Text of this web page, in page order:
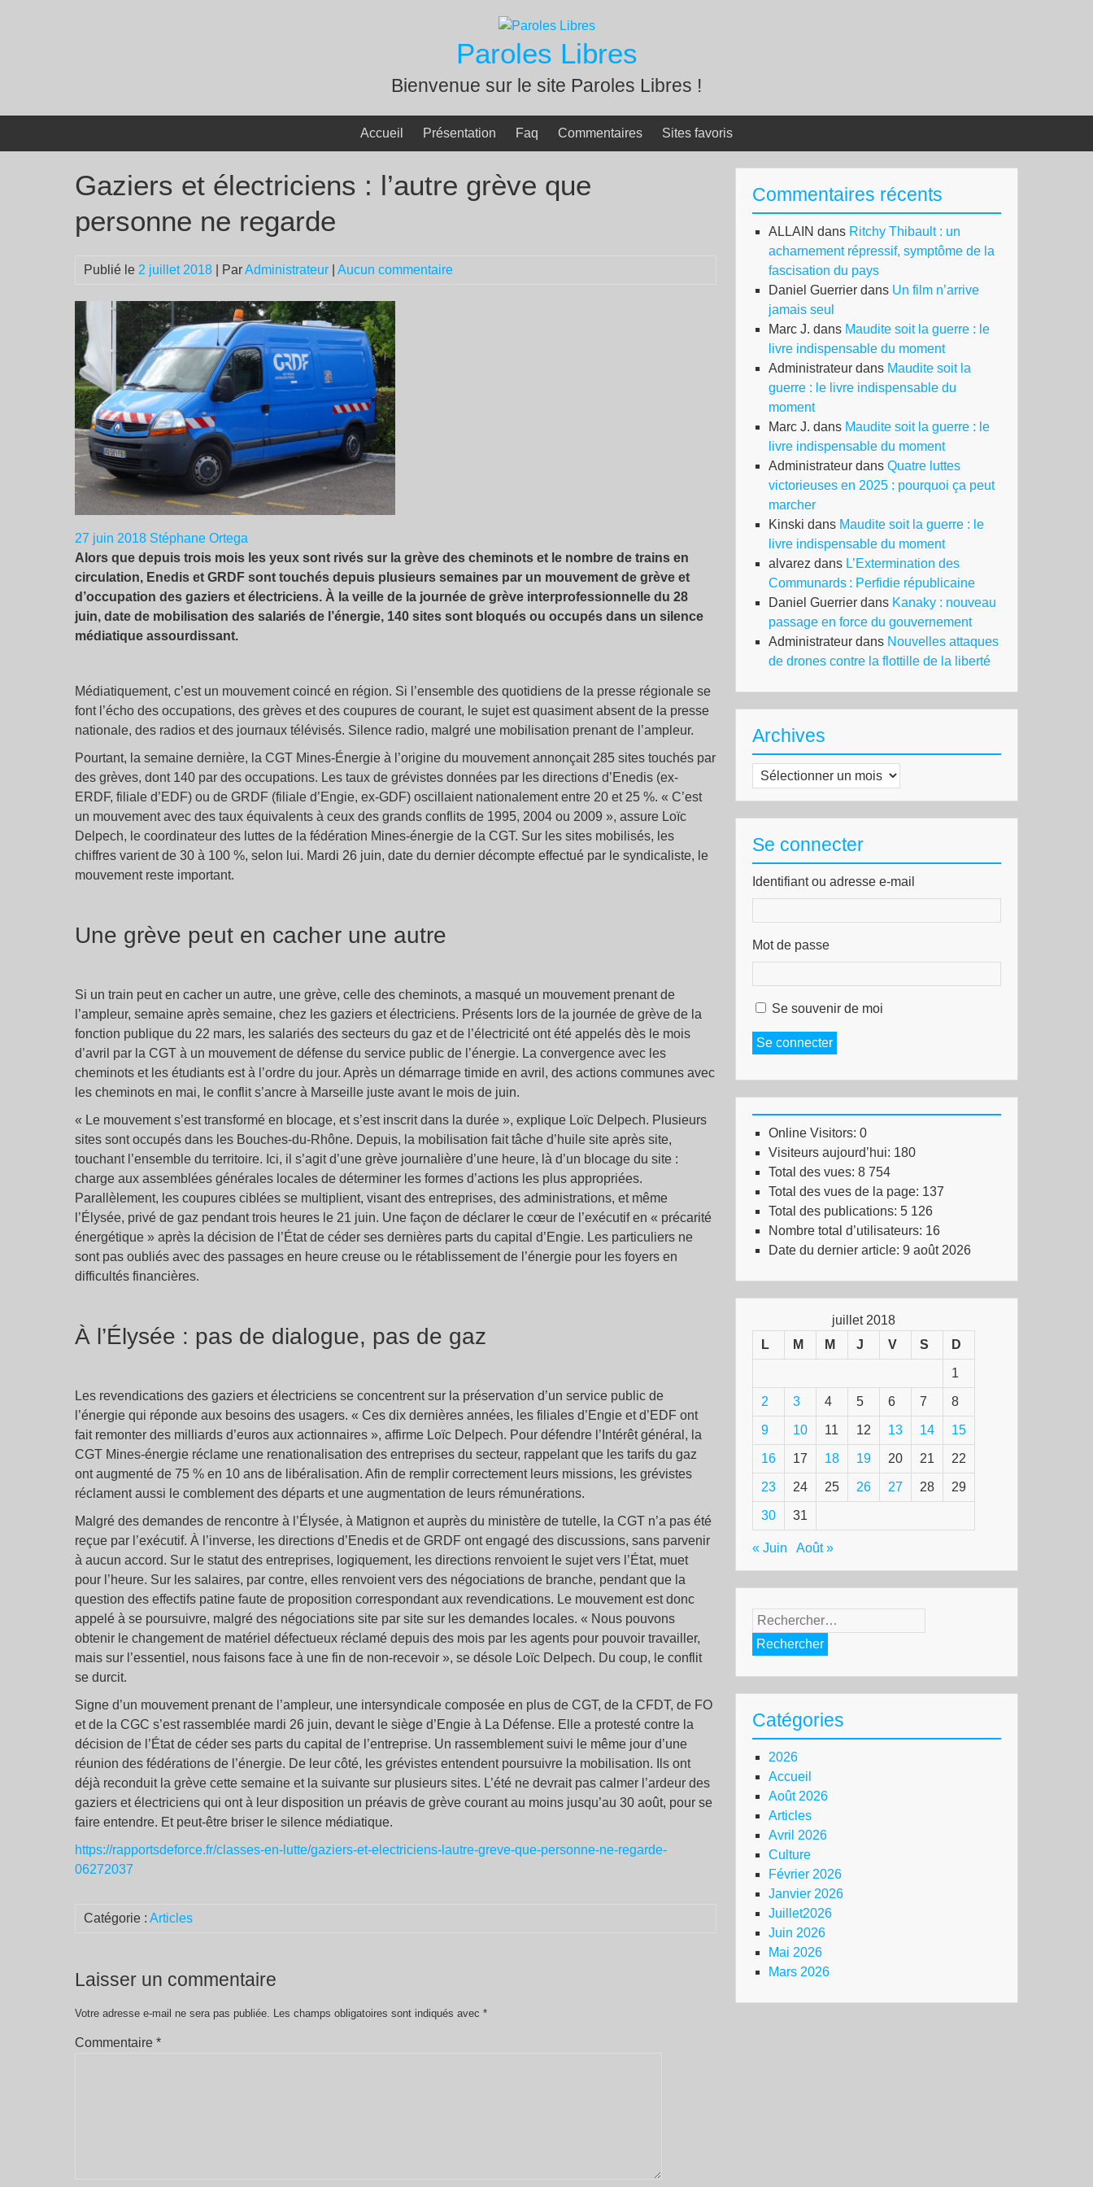
Paroles Libres
Bienvenue sur le site Paroles Libres !
Accueil Présentation Faq Commentaires Sites favoris
Gaziers et électriciens : l’autre grève que
personne ne regarde
Publié le 2 juillet 2018 | ParAdministrateur Aucun commentaire
27 juin 2018 Stéphane Ortega
Alors que depuis trois mois les yeux sont rivés sur la grève des cheminots et le nombre de trains en
circulation, Enedis et GRDF sont touchés depuis plusieurs semaines par un mouvement de grève et
d’occupation des gaziers et électriciens. À la veille de la journée de grève interprofessionnelle du 28
juin, date de mobilisation des salariés de l’énergie, 140 sites sont bloqués ou occupés dans un silence
médiatique assourdissant.
Médiatiquement, c’est un mouvement coincé en région. Si l’ensemble des quotidiens de la presse régionale se
font l’écho des occupations, des grèves et des coupures de courant, le sujet est quasiment absent de la presse
nationale, des radios et des journaux télévisés. Silence radio, malgré une mobilisation prenant de l’ampleur.
Pourtant, la semaine dernière, la CGT Mines-Énergie à l’origine du mouvement annonçait 285 sites touchés par
des grèves, dont 140 par des occupations. Les taux de grévistes données par les directions d’Enedis (ex-
ERDF, filiale d’EDF) ou de GRDF (filiale d’Engie, ex-GDF) oscillaient nationalement entre 20 et 25 %. « C’est
un mouvement avec des taux équivalents à ceux des grands conflits de 1995, 2004 ou 2009 », assure Loïc
Delpech, le coordinateur des luttes de la fédération Mines-énergie de la CGT. Sur les sites mobilisés, les
chiffres varient de 30 à 100 %, selon lui. Mardi 26 juin, date du dernier décompte effectué par le syndicaliste, le
mouvement reste important.
Une grève peut en cacher une autre
Si un train peut en cacher un autre, une grève, celle des cheminots, a masqué un mouvement prenant de
l’ampleur, semaine après semaine, chez les gaziers et électriciens. Présents lors de la journée de grève de la
fonction publique du 22 mars, les salariés des secteurs du gaz et de l’électricité ont été appelés dès le mois
d’avril par la CGT à un mouvement de défense du service public de l’énergie. La convergence avec les
cheminots et les étudiants est à l’ordre du jour. Après un démarrage timide en avril, des actions communes avec
les cheminots en mai, le conflit s’ancre à Marseille juste avant le mois de juin.
« Le mouvement s’est transformé en blocage, et s’est inscrit dans la durée », explique Loïc Delpech. Plusieurs
sites sont occupés dans les Bouches-du-Rhône. Depuis, la mobilisation fait tâche d’huile site après site,
touchant l’ensemble du territoire. Ici, il s’agit d’une grève journalière d’une heure, là d’un blocage du site :
charge aux assemblées générales locales de déterminer les formes d’actions les plus appropriées.
Parallèlement, les coupures ciblées se multiplient, visant des entreprises, des administrations, et même
l’Élysée, privé de gaz pendant trois heures le 21 juin. Une façon de déclarer le cœur de l’exécutif en « précarité
énergétique » après la décision de l’État de céder ses dernières parts du capital d’Engie. Les particuliers ne
sont pas oubliés avec des passages en heure creuse ou le rétablissement de l’énergie pour les foyers en
difficultés financières.
À l’Élysée : pas de dialogue, pas de gaz
Les revendications des gaziers et électriciens se concentrent sur la préservation d’un service public de
l’énergie qui réponde aux besoins des usagers. « Ces dix dernières années, les filiales d’Engie et d’EDF ont
fait remonter des milliards d’euros aux actionnaires », affirme Loïc Delpech. Pour défendre l’Intérêt général, la
CGT Mines-énergie réclame une renationalisation des entreprises du secteur, rappelant que les tarifs du gaz
ont augmenté de 75 % en 10 ans de libéralisation. Afin de remplir correctement leurs missions, les grévistes
réclament aussi le comblement des départs et une augmentation de leurs rémunérations.
Malgré des demandes de rencontre à l’Élysée, à Matignon et auprès du ministère de tutelle, la CGT n’a pas été
reçue par l’exécutif. À l’inverse, les directions d’Enedis et de GRDF ont engagé des discussions, sans parvenir
à aucun accord. Sur le statut des entreprises, logiquement, les directions renvoient le sujet vers l’État, muet
pour l’heure. Sur les salaires, par contre, elles renvoient vers des négociations de branche, pendant que la
question des effectifs patine faute de proposition correspondant aux revendications. Le mouvement est donc
appelé à se poursuivre, malgré des négociations site par site sur les demandes locales. « Nous pouvons
obtenir le changement de matériel défectueux réclamé depuis des mois par les agents pour pouvoir travailler,
mais sur l’essentiel, nous faisons face à une fin de non-recevoir », se désole Loïc Delpech. Du coup, le conflit
se durcit.
Signe d’un mouvement prenant de l’ampleur, une intersyndicale composée en plus de CGT, de la CFDT, de FO
et de la CGC s’est rassemblée mardi 26 juin, devant le siège d’Engie à La Défense. Elle a protesté contre la
décision de l’État de céder ses parts du capital de l’entreprise. Un rassemblement suivi le même jour d’une
réunion des fédérations de l’énergie. De leur côté, les grévistes entendent poursuivre la mobilisation. Ils ont
déjà reconduit la grève cette semaine et la suivante sur plusieurs sites. L’été ne devrait pas calmer l’ardeur des
gaziers et électriciens qui ont à leur disposition un préavis de grève courant au moins jusqu’au 30 août, pour se
faire entendre. Et peut-être briser le silence médiatique.
https://rapportsdeforce.fr/classes-en-lutte/gaziers-et-electriciens-lautre-greve-que-personne-ne-regarde-
06272037
Catégorie : Articles
Laisser un commentaire
Votre adresse e-mail ne sera pas publiée. Les champs obligatoires sont indiqués avec *
Commentaire *
Commentaires récents
ALLAIN dans Ritchy Thibault : un
acharnement répressif, symptôme de la
fascisation du pays
Daniel Guerrier dans Un film n’arrive
jamais seul
Marc J. dans Maudite soit la guerre : le
livre indispensable du moment
Administrateur dans Maudite soit la
guerre : le livre indispensable du
moment
Marc J. dans Maudite soit la guerre : le
livre indispensable du moment
Administrateur dans Quatre luttes
victorieuses en 2025 : pourquoi ça peut
marcher
Kinski dans Maudite soit la guerre : le
livre indispensable du moment
alvarez dans L’Extermination des
Communards : Perfidie républicaine
Daniel Guerrier dans Kanaky : nouveau
passage en force du gouvernement
Administrateur dans Nouvelles attaques
de drones contre la flottille de la liberté
Archives
Archives
Se connecter
Identifiant ou adresse e-mail
Mot de passe
Se souvenir de moi
Se connecter
Online Visitors: 0
Visiteurs aujourd’hui: 180
Total des vues: 8 754
Total des vues de la page: 137
Total des publications: 5 126
Nombre total d’utilisateurs: 16
Date du dernier article: 9 août 2026
juillet 2018
L
M M J V S D
1
2 3 4 5 6 7 8
9 10 11 12 13 14 15
16 17 18 19 20 21 22
23 24 25 26 27 28 29
30 31
« Juin Août »
Rechercher :
Catégories
2026
Accueil
Août 2026
Articles
Avril 2026
Culture
Février 2026
Janvier 2026
Juillet2026
Juin 2026
Mai 2026
Mars 2026